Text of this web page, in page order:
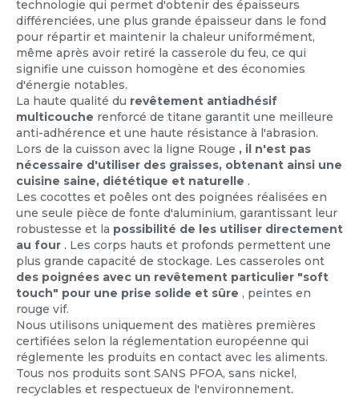
technologie qui permet d'obtenir des épaisseurs
différenciées, une plus grande épaisseur dans le fond
pour répartir et maintenir la chaleur uniformément,
même après avoir retiré la casserole du feu, ce qui
signifie une cuisson homogène et des économies
d'énergie notables.
La haute qualité du revêtement antiadhésif
multicouche renforcé de titane garantit une meilleure
anti-adhérence et une haute résistance à l'abrasion.
Lors de la cuisson avec la ligne Rouge , il n'est pas
nécessaire d'utiliser des graisses, obtenant ainsi une
cuisine saine, diététique et naturelle .
Les cocottes et poêles ont des poignées réalisées en
une seule pièce de fonte d'aluminium, garantissant leur
robustesse et la possibilité de les utiliser directement
au four . Les corps hauts et profonds permettent une
plus grande capacité de stockage. Les casseroles ont
des poignées avec un revêtement particulier "soft
touch" pour une prise solide et sûre , peintes en
rouge vif.
Nous utilisons uniquement des matières premières
certifiées selon la réglementation européenne qui
réglemente les produits en contact avec les aliments.
Tous nos produits sont SANS PFOA, sans nickel,
recyclables et respectueux de l'environnement.